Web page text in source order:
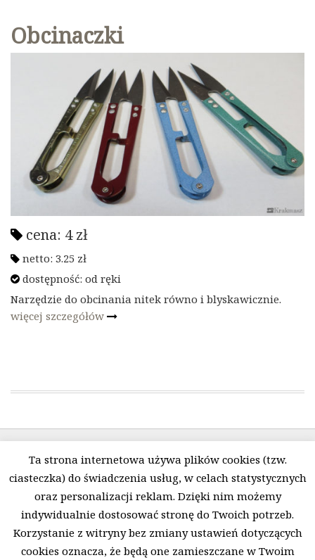
Obcinaczki
cena: 4zł
netto: 3.25 zł
dostępność: od ręki
Narzędzie do obcinania nitek równo i blyskawicznie.
więcej szczegółów
Polityka prywatności i pliki Cookies
O firmie
Regulamin
Kontakt
Ta strona internetowa używa plików cookies (tzw.
ciasteczka) do świadczenia usług, w celach statystycznych
oraz personalizacji reklam. Dzięki nim możemy
indywidualnie dostosować stronę do Twoich potrzeb.
Korzystanie z witryny bez zmiany ustawień dotyczących
cookies oznacza, że będą one zamieszczane w Twoim